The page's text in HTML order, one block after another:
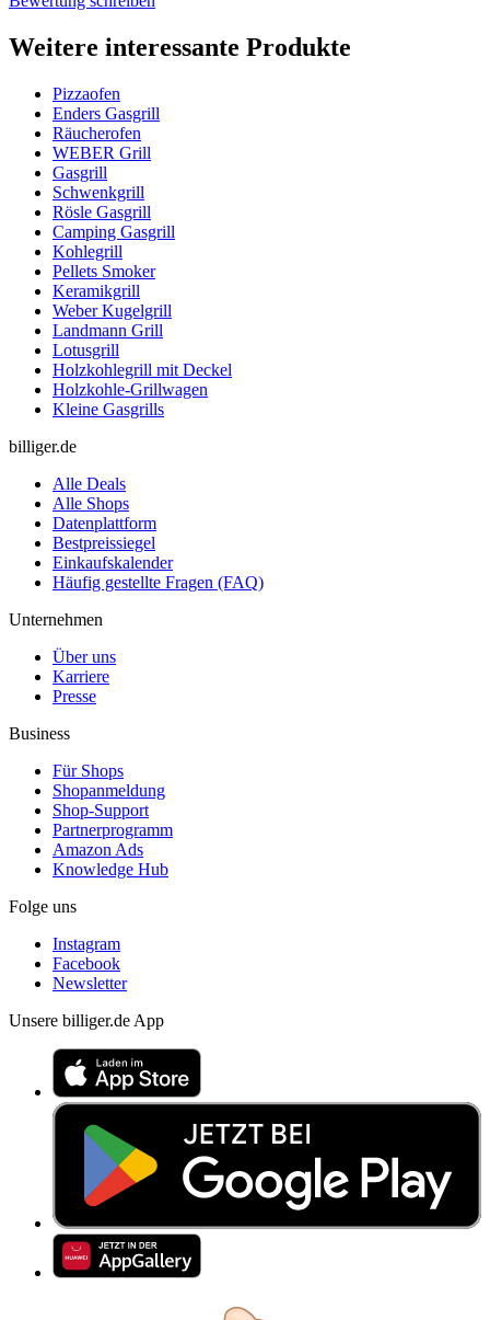
Weitere interessante Produkte
Pizzaofen
Enders Gasgrill
Räucherofen
WEBER Grill
Gasgrill
Schwenkgrill
Rösle Gasgrill
Camping Gasgrill
Kohlegrill
Pellets Smoker
Keramikgrill
Weber Kugelgrill
Landmann Grill
Lotusgrill
Holzkohlegrill mit Deckel
Holzkohle-Grillwagen
Kleine Gasgrills
billiger.de
Alle Deals
Alle Shops
Datenplattform
Bestpreissiegel
Einkaufskalender
Häufig gestellte Fragen (FAQ)
Unternehmen
Über uns
Karriere
Presse
Business
Für Shops
Shopanmeldung
Shop-Support
Partnerprogramm
Amazon Ads
Knowledge Hub
Folge uns
Instagram
Facebook
Newsletter
Unsere billiger.de App